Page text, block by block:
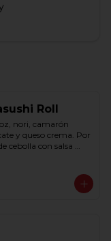
Roll
nori, camarón
y queso crema. Por
cebolla con salsa